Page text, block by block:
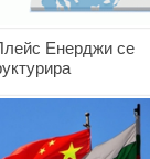
Енерджи се